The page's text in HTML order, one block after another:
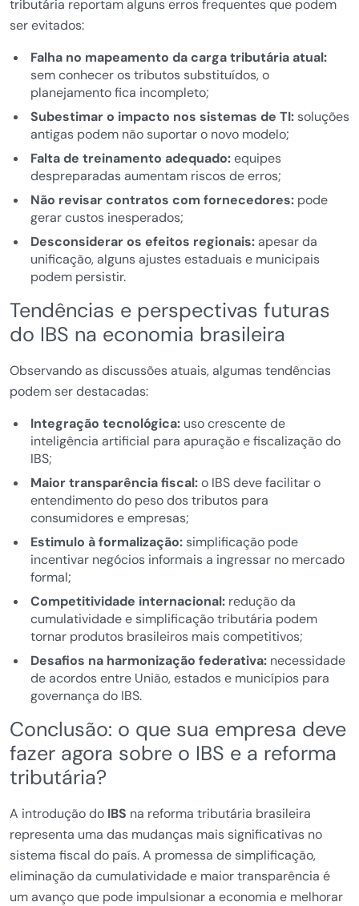
tributária reportam alguns erros frequentes que podem
ser evitados:
Falha no mapeamento da carga tributária atual:
sem conhecer os tributos substituídos, o
planejamento fica incompleto;
Subestimar o impacto nos sistemas de TI:soluções
antigas podem não suportar o novo modelo;
Falta de treinamento adequado:equipes
despreparadas aumentam riscos de erros;
Não revisar contratos com fornecedores:pode
gerar custos inesperados;
Desconsiderar os efeitos regionais:apesar da
unificação, alguns ajustes estaduais e municipais
podem persistir.
Tendências e perspectivas futuras
do IBS na economia brasileira
Observando as discussões atuais, algumas tendências
podem ser destacadas:
Integração tecnológica:uso crescente de
inteligência artificial para apuração e fiscalização do
IBS;
Maior transparência fiscal:o IBS deve facilitar o
entendimento do peso dos tributos para
consumidores e empresas;
Estimulo à formalização:simplificação pode
incentivar negócios informais a ingressar no mercado
formal;
Competitividade internacional:redução da
cumulatividade e simplificação tributária podem
tornar produtos brasileiros mais competitivos;
Desafios na harmonização federativa:necessidade
de acordos entre União, estados e municípios para
governança do IBS.
Conclusão: o que sua empresa deve
fazer agora sobre o IBS e a reforma
tributária?
A introdução do IBS na reforma tributária brasileira
representa uma das mudanças mais significativas no
sistema fiscal do país. A promessa de simplificação,
eliminação da cumulatividade e maior transparência é
um avanço que pode impulsionar a economia e melhorar